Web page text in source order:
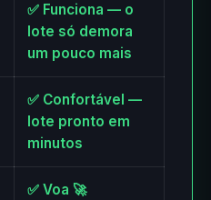
✅ Funciona — o
lote só demora
um pouco mais
✅ Confortável —
lote pronto em
minutos
✅ Voa 🚀